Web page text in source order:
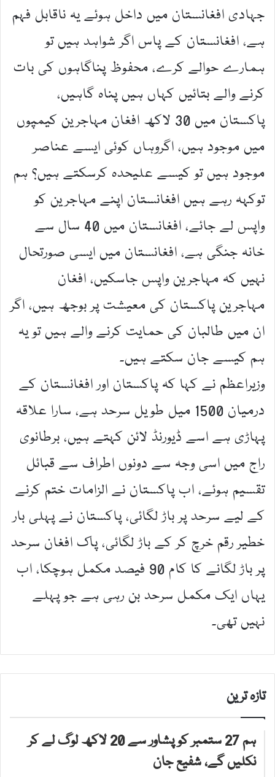
جہادی افغانستان میں داخل ہوئے یہ ناقابل فہم
ہے، افغانستان کے پاس اگر شواہد ہیں تو
ہمارے حوالے کرے، محفوظ پناگاہوں کی بات
کرنے والے بتائیں کہاں ہیں پناہ گاہیں،
پاکستان میں 30 لاکھ افغان مہاجرین کیمپوں
میں موجود ہیں، اگروہاں کوئی ایسے عناصر
موجود ہیں تو کیسے علیحدہ کرسکتے ہیں؟ ہم
توکہہ رہے ہیں افغانستان اپنے مہاجرین کو
واپس لے جائے، افغانستان میں 40 سال سے
خانہ جنگی ہے، افغانستان میں ایسی صورتحال
نہیں کہ مہاجرین واپس جاسکیں، افغان
مہاجرین پاکستان کی معیشت پر بوجھ ہیں، اگر
ان میں طالبان کی حمایت کرنے والے ہیں تو یہ
ہم کیسے جان سکتے ہیں۔
وزیراعظم نے کہا کہ پاکستان اور افغانستان کے
درمیان 1500 میل طویل سرحد ہے، سارا علاقہ
پہاڑی ہے اسے ڈیورنڈ لائن کہتے ہیں، برطانوی
راج میں اسی وجہ سے دونوں اطراف سے قبائل
تقسیم ہوئے، اب پاکستان نے الزامات ختم کرنے
کے لیے سرحد پر باڑ لگائی، پاکستان نے پہلی بار
خطیر رقم خرچ کر کے باڑ لگائی، پاک افغان سرحد
پر باڑ لگانے کا کام 90 فیصد مکمل ہوچکا، اب
یہاں ایک مکمل سرحد بن رہی ہے جو پہلے
نہیں تھی۔
تازہ ترین
ہم 27 ستمبر کو پشاور سے 20 لاکھ لوگ لے کر
نکلیں گے، شفیع جان